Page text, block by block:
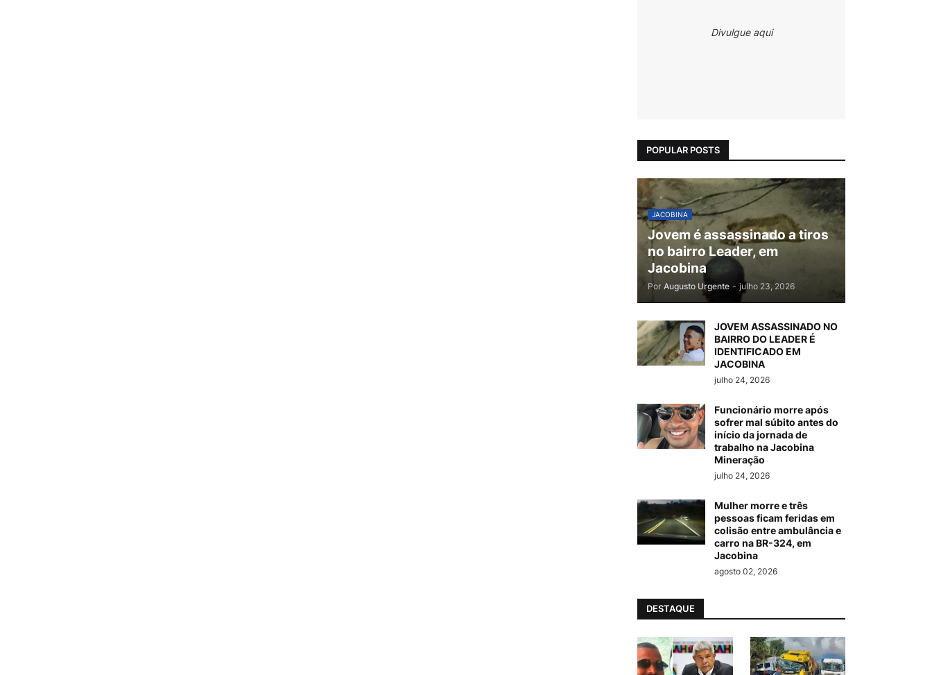
Divulgue aqui
POPULAR POSTS
JACOBINA
Jovem é assassinado a tiros
no bairro Leader, em
Jacobina
Por Augusto Urgente - julho 23, 2026
JOVEM ASSASSINADO NO
BAIRRO DO LEADER É
IDENTIFICADO EM
JACOBINA
julho 24, 2026
Funcionário morre após
sofrer mal súbito antes do
início da jornada de
trabalho na Jacobina
Mineração
julho 24, 2026
Mulher morre e três
pessoas ficam feridas em
colisão entre ambulância e
carro na BR-324, em
Jacobina
agosto 02, 2026
DESTAQUE